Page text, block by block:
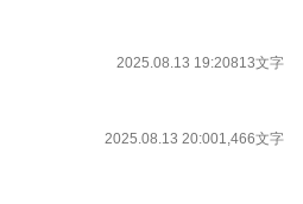
2025.08.13 19:20813文字
2025.08.13 20:001,466文字